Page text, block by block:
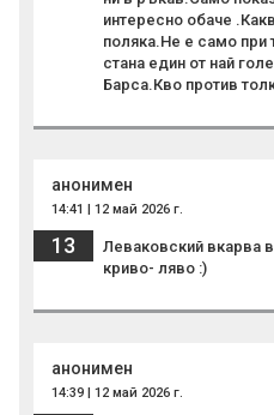
интересно обаче
поляка.Не е само при
стана един от най
Барса.Кво против
анонимен
14:41 | 12 май 2026 г.
13
Леваковский вкарва
криво- ляво :)
анонимен
14:39 | 12 май 2026 г.